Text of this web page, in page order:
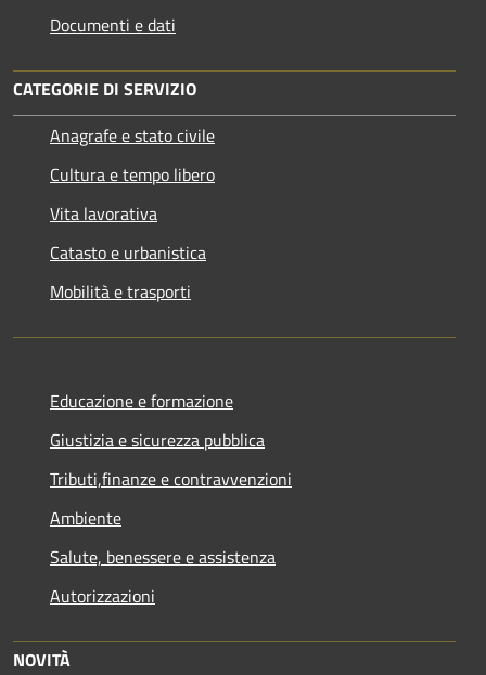
Documenti e dati
CATEGORIE DI SERVIZIO
Anagrafe e stato civile
Cultura e tempo libero
Vita lavorativa
Catasto e urbanistica
Mobilità e trasporti
Educazione e formazione
Giustizia e sicurezza pubblica
Tributi,finanze e contravvenzioni
Ambiente
Salute, benessere e assistenza
Autorizzazioni
NOVITÀ